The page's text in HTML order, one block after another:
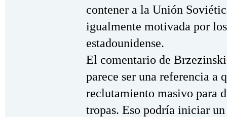
contener a la Unión
igualmente motivada por
estadounidense.
El comentario de
parece ser una referencia a
reclutamiento masivo para
tropas. Eso podría iniciar